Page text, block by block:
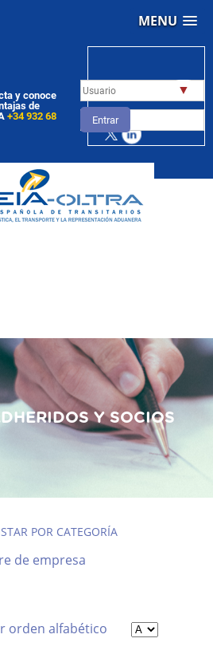
MENU
y conoce
de
+34 932 68
▼
Entrar
Y SOCIOS
POR CATEGORÍA
de empresa
orden alfabético